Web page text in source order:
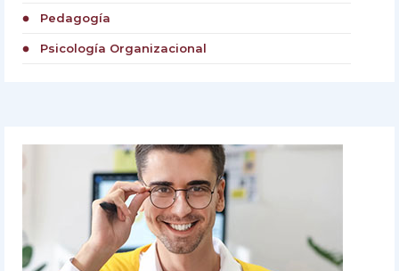
circle Pedagogía
circle Psicología Organizacional